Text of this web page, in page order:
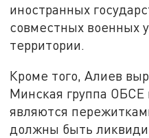
иностранных
совместных военных
территории.
Кроме того, Алиев
Минская группа ОБСЕ
являются
должны быть